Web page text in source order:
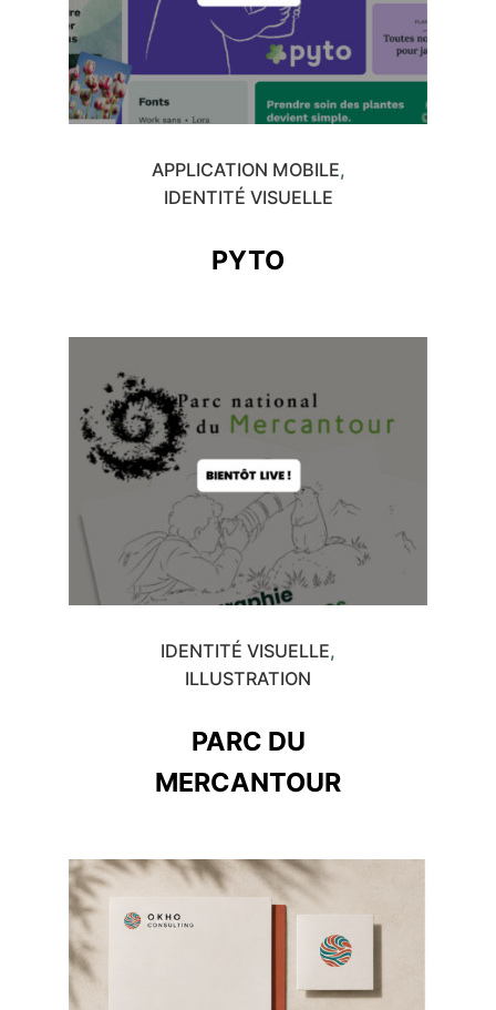
APPLICATION MOBILE
IDENTITÉ VISUELLE
PYTO
IDENTITÉ VISUELLE
ILLUSTRATION
PARC DU
MERCANTOUR